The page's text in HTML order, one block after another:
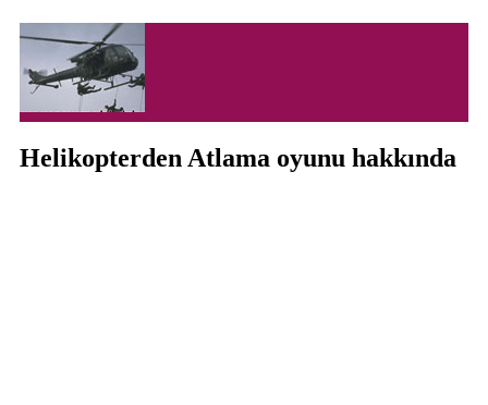
Helikopterden Atlama oyunu hakkında